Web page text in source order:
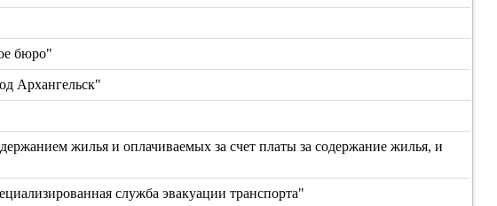
бюро"
Архангельск"
жилья и оплачиваемых за счет платы за содержание жилья, и
служба эвакуации транспорта"